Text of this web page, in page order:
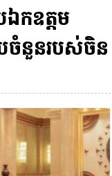
ឯកឧត្តម
នួនរបស់ចិន